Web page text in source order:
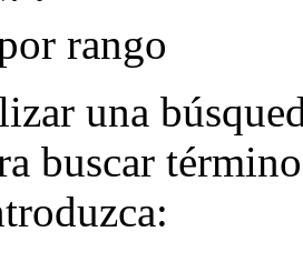
rango
una
buscar